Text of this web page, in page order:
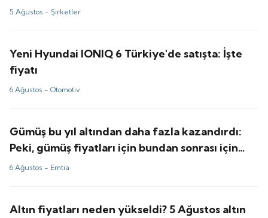
5 Ağustos -Şirketler
Yeni Hyundai IONIQ 6 Türkiye'de satışta: İşte
fiyatı
6 Ağustos -Otomotiv
Gümüş bu yıl altından daha fazla kazandırdı:
Peki, gümüş fiyatları için bundan sonrası için
tahminler ne?
6 Ağustos - Emtia
Altın fiyatları neden yükseldi? 5 Ağustos altın